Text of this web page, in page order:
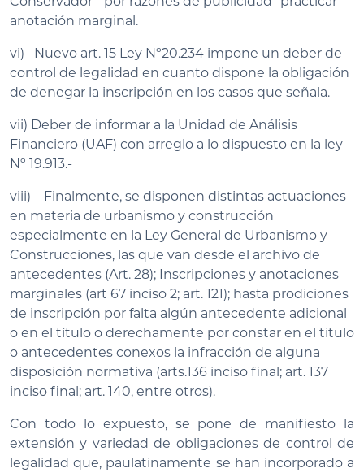
anotación marginal.
vi) Nuevo art. 15 Ley Nº20.234 impone un deber de
control de legalidad en cuanto dispone la obligación
de denegar la inscripción en los casos que señala.
vii) Deber de informar a la Unidad de Análisis
Financiero (UAF) con arreglo a lo dispuesto en la ley
Nº 19.913.-
viii) Finalmente, se disponen distintas actuaciones
en materia de urbanismo y construcción
especialmente en la Ley General de Urbanismo y
Construcciones, las que van desde el archivo de
antecedentes (Art. 28); Inscripciones y anotaciones
marginales (art 67 inciso 2; art. 121); hasta prodiciones
de inscripción por falta algún antecedente adicional
o en el título o derechamente por constar en el titulo
o antecedentes conexos la infracción de alguna
disposición normativa (arts.136 inciso final; art. 137
inciso final; art. 140, entre otros).
Con todo lo expuesto, se pone de manifiesto la
extensión y variedad de obligaciones de control de
legalidad que, paulatinamente se han incorporado a